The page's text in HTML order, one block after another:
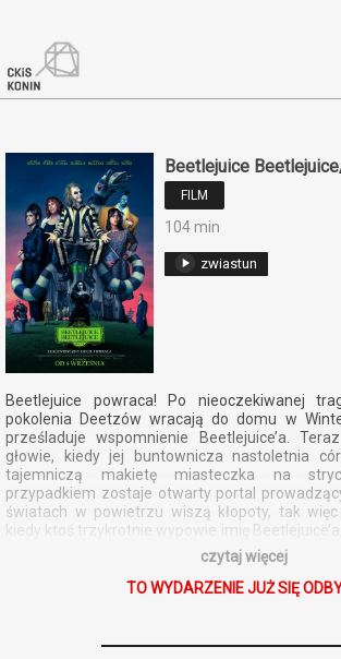
0,00
14 52
Beetlejuice
FILM
104 min
zwiastun
Beetlejuice powraca! Po nieoczekiwanej
pokolenia Deetzów wracają do domu w
prześladuje wspomnienie Beetlejuice’a.
głowie, kiedy jej buntownicza nastoletnia
tajemniczą makietę miasteczka na
przypadkiem zostaje otwarty portal
światach w powietrzu wiszą kłopoty, tak
kiedy ktoś trzykrotnie wypowie imię
wróci, żeby wywołać chaos taki, jaki tylko on
czytaj więcej
TO WYDARZENIE JUŻ SIĘ